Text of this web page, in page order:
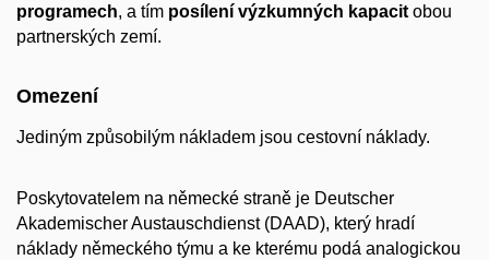
programech, a tím posílení výzkumných kapacit obou
partnerských zemí.
Omezení
Jediným způsobilým nákladem jsou cestovní náklady.
Poskytovatelem na německé straně je Deutscher
Akademischer Austauschdienst (DAAD), který hradí
náklady německého týmu a ke kterému podá analogickou